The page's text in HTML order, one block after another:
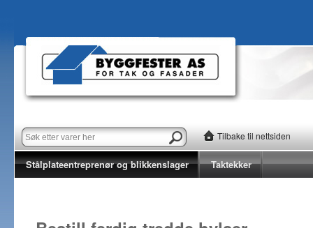
Tilbake til nettsiden
Stålplateentreprenør og blikkenslager Taktekker